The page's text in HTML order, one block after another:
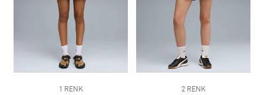
1 RENK 2 RENK